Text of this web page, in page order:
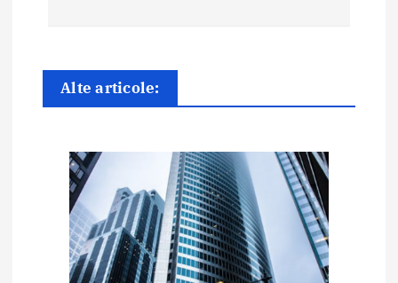
a
Alte articole: